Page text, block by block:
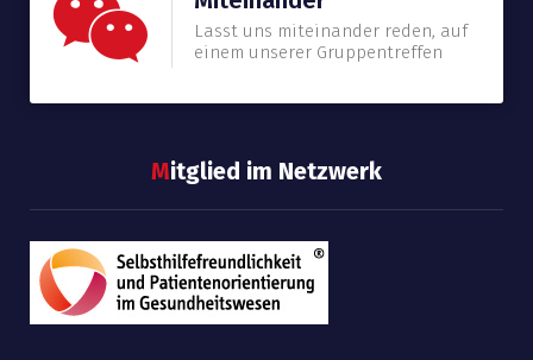
Lasst uns miteinander reden, auf
einem unserer Gruppentreffen
Mitglied im Netzwerk